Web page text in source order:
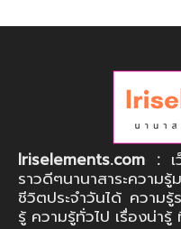
Iriselements.com :
ราวดีๆนานาสาระความ
ชีวิตประจำวันได้ ความ
รู้ ความรู้ทั่วไป เรื่องน่า